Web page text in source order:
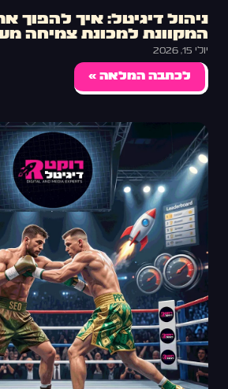
ניהול דיגיטל: איך להפוך
המקוונת למכונת צמיחה
יולי 15, 2026
לכתבה המלאה »